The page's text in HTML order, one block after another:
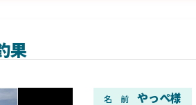
果
名 前 やっぺ様